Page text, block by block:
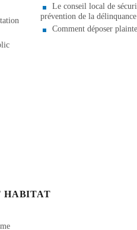
Le conseil local de
prévention de la
Comment déposer
HABITAT